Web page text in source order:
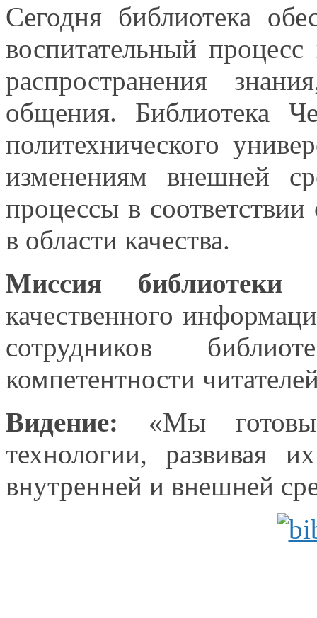
Сегодня библиотека
воспитательный процесс
распространения
общения. Библиотека
политехнического
изменениям внешней
процессыв соответствии
в области качества.
Миссия библиотеки
качественного
сотрудников
компетентности
Видение: «Мы готовы
технологии, развивая
внутренней и внешней